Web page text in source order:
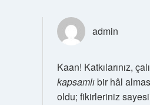
admin
Kaan! Katkılarınız,
kapsamlıbir hâl
oldu; fikirleriniz